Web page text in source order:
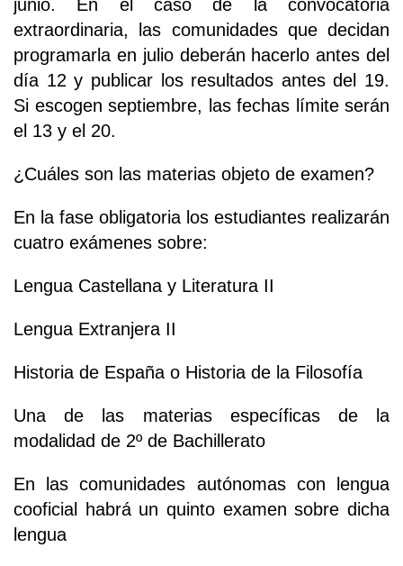
junio. En el caso de la convocatoria
extraordinaria, las comunidades que decidan
programarla en julio deberán hacerlo antes del
día 12 y publicar los resultados antes del 19.
Si escogen septiembre, las fechas límite serán
el 13 y el 20.
¿Cuáles son las materias objeto de examen?
En la fase obligatoria los estudiantes realizarán
cuatro exámenes sobre:
Lengua Castellana y Literatura II
Lengua Extranjera II
Historia de España o Historia de la Filosofía
Una de las materias específicas de la
modalidad de 2º de Bachillerato
En las comunidades autónomas con lengua
cooficial habrá un quinto examen sobre dicha
lengua